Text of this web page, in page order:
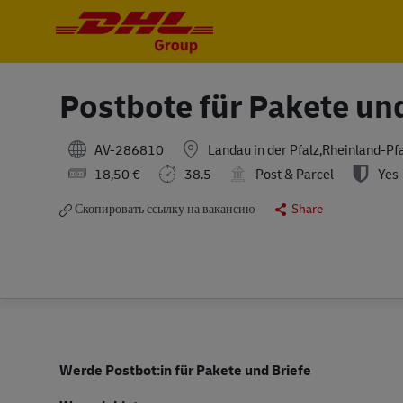
Postbote für Pakete
AV-286810 Landau in der Pfalz,Rheinland-
18,50 €
38.5 Post & Parcel Yes
Скопировать ссылку на вакансию
Share
Werde Postbot:in für Pakete und Briefe